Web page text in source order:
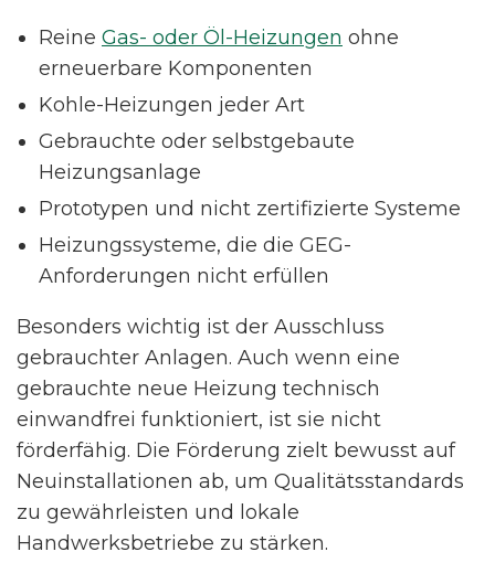
Reine Gas- oder Öl-Heizungen ohne
erneuerbare Komponenten
Kohle-Heizungen jeder Art
Gebrauchte oder selbstgebaute
Heizungsanlage
Prototypen und nicht zertifizierte Systeme
Heizungssysteme, die die GEG-
Anforderungen nicht erfüllen
Besonders wichtig ist der Ausschluss
gebrauchter Anlagen. Auch wenn eine
gebrauchte neue Heizung technisch
einwandfrei funktioniert, ist sie nicht
förderfähig. Die Förderung zielt bewusst auf
Neuinstallationen ab, um Qualitätsstandards
zu gewährleisten und lokale
Handwerksbetriebe zu stärken.